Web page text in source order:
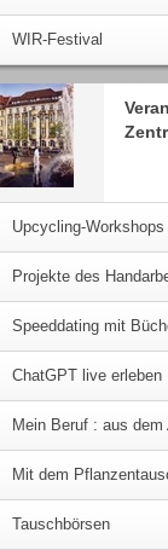
WIR-Festival
Upcycling-Workshops
Projekte des
Speeddating mit
ChatGPT live erleben
Mein Beruf : aus
Mit dem
Tauschbörsen